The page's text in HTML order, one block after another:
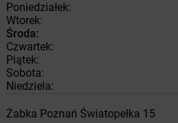
Poniedziałek:
Wtorek:
Środa:
Czwartek:
Piątek:
Sobota:
Niedziela:
Żabka Poznań Światopełka 15